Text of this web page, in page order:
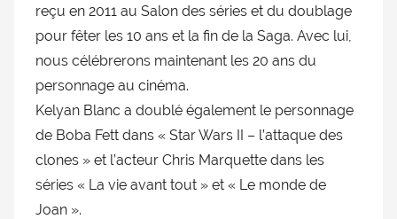
Rendez-
vous
doublage
reçu en 2011 au Salon des séries et du doublage
pour fêter les 10 ans et la fin de la Saga. Avec lui,
nous célébrerons maintenant les 20 ans du
personnage au cinéma.
Kelyan Blanc a doublé également le personnage
de Boba Fett dans « Star Wars II – l’attaque des
clones » et l’acteur Chris Marquette dans les
séries « La vie avant tout » et « Le monde de
Joan ».